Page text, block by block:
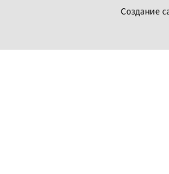
Создание